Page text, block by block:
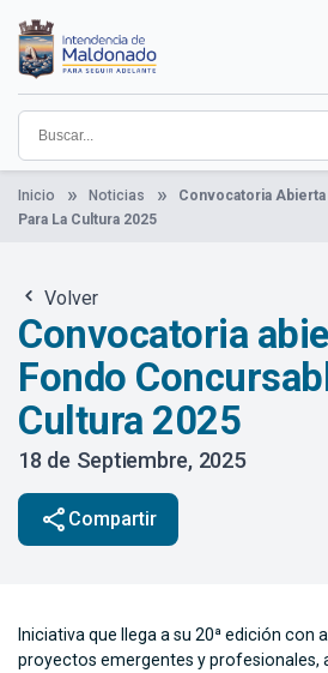
contenido
principal
Institucional
Municipios
Descubre Maldonado
Comunicación
Servicios
Guía De Trámites
Ver Noticias
Inicio Noticias
Convocatoria
Para La Cultura 2025
Volver
Convocatoria
Fondo
Cultura 2025
18 de Septiembre, 2025
share Compartir
Iniciativa que llega a su 20ª edición con
proyectos emergentes y profesionales,